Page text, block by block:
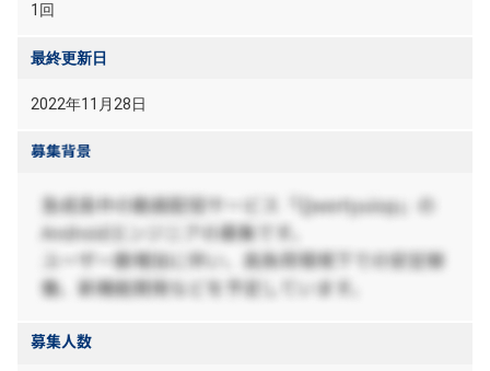
1回
最終更新日
2022年11月28日